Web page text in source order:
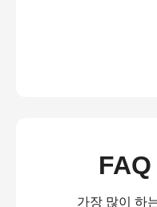
FAQ
가장 많이 하